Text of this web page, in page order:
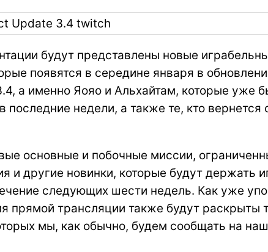
будут представлены новые
появятся в середине января в
а именно Яояо и Альхайтам, которые уже
последние недели, а также те, кто вернется
основные и побочные миссии,
и другие новинки, которые будут держать
следующих шести недель. Как уже
прямой трансляции также будут раскрыты
мы, как обычно, будем сообщать на